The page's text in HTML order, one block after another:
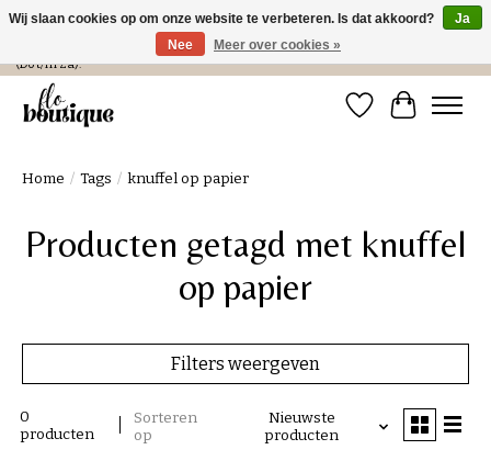
Verzending in NL € 4,99 en gratis bij een bestelling > € 100 of afhalen in de winkel
(Do t/m Za).
Verlanglijst
Home / Tags / knuffel op papier
Producten getagd met knuffel
op papier
Filters weergeven
0
producten
Sorteren
op
Nieuwste
producten
Wij slaan cookies op om onze website te verbeteren. Is dat akkoord?
Ja
Nee
Meer over cookies »